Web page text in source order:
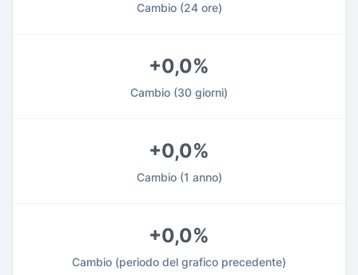
Cambio (24 ore)
Cambio (30 giorni)
+0,0%
Cambio (1 anno)
+0,0%
Cambio (periodo del grafico precedente)
+0,0%